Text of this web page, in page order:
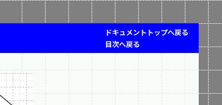
ドキュメントトップへ戻る
目次へ戻る